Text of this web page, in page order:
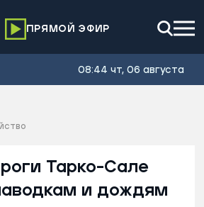
ПРЯМОЙ ЭФИР
08:44 чт, 06 августа
Тарко-Сале
и дождям